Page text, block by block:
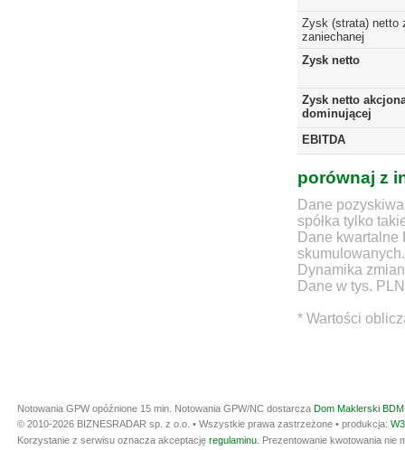
Zysk (strata) netto
zaniechanej
Zysk netto
Zysk netto
dominującej
EBITDA
porównaj z
Dane
spółka tylko
Dane
skumulowanych.
Dynamika
Dane w tys. PLN
* Wartości
Notowania GPW opóźnione 15 min. Notowania GPW/NC dostarcza Dom Maklerski
© 2010-2026 BIZNESRADAR sp. z o.o. • Wszystkie prawa zastrzeżone • produkcja:
Korzystanie z serwisu oznacza akceptację regulaminu . Prezentowanie kwotowania